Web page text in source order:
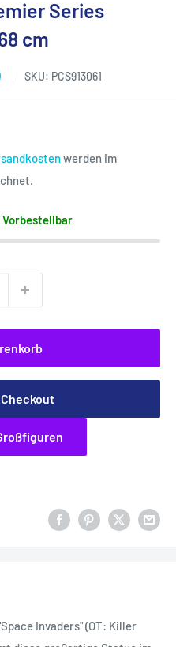
Series
cm
SKU: PCS913061
werden im
Invaders" (OT: Killer